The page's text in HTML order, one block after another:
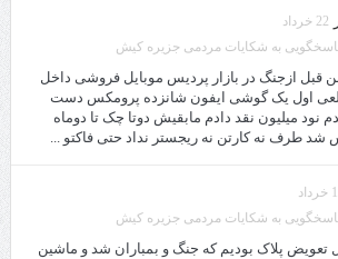
22 خرداد
به شکایات مردمی جزیره کیش
قبل ازجنگ در بازار پردیس موبایل فروشی داخل
اول یک گوشی ایفون شانزده پرومکس دست
نود میلیون نقد دادم مابقیش دوتا چک تا دوماه
شد طرف نه کارتن نه ریجستر نداد حتی فاکتو ...
به شکایات مردمی جزیره کیش
تعویض پلاک بودیم که جنگ و بمباران شد و ماشین